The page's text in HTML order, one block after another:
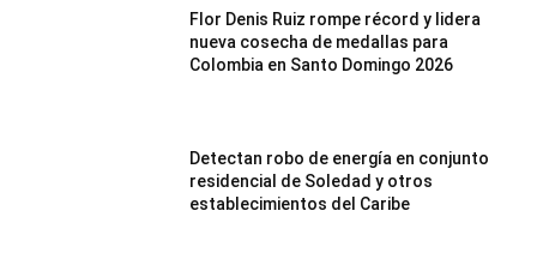
Flor Denis Ruiz rompe récord y lidera
nueva cosecha de medallas para
Colombia en Santo Domingo 2026
Detectan robo de energía en conjunto
residencial de Soledad y otros
establecimientos del Caribe